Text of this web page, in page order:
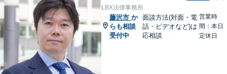
LBX法律事務所
藤沢市 か
らも相談
受付中
面談方法(対面・電
話・ビデオなど)は
応相談
営業時
間：本日
定休日